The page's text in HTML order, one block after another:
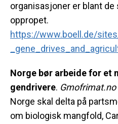
organisasjoner er blant
oppropet.
https://www.boell.de/
Norge bør arbeide for et
gendrivere.
Norge skal delta på
om biologisk mangfold,